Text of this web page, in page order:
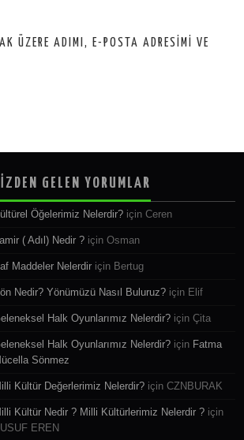
ÜZERE ADIMI, E-POSTA ADRESIMI VE
GELEN YORUMLAR
Öğelerimiz Nelerdir? içinCeren
( Adıl) Nedir ? içinOsman
Maddeler Nelerdir için Bertug
Nedir? Yönümüzü Nasıl Buluruz? için Elif
Halk Oyunlarımız Nelerdir? içinÇita
Halk Oyunlarımız Nelerdir? için Fatma
Sönmez
Kültür Değerlerimiz Nelerdir? içinCZNBURAK
Kültür Nedir ? Milli Kültürlerimiz Nelerdir ? için
EREN